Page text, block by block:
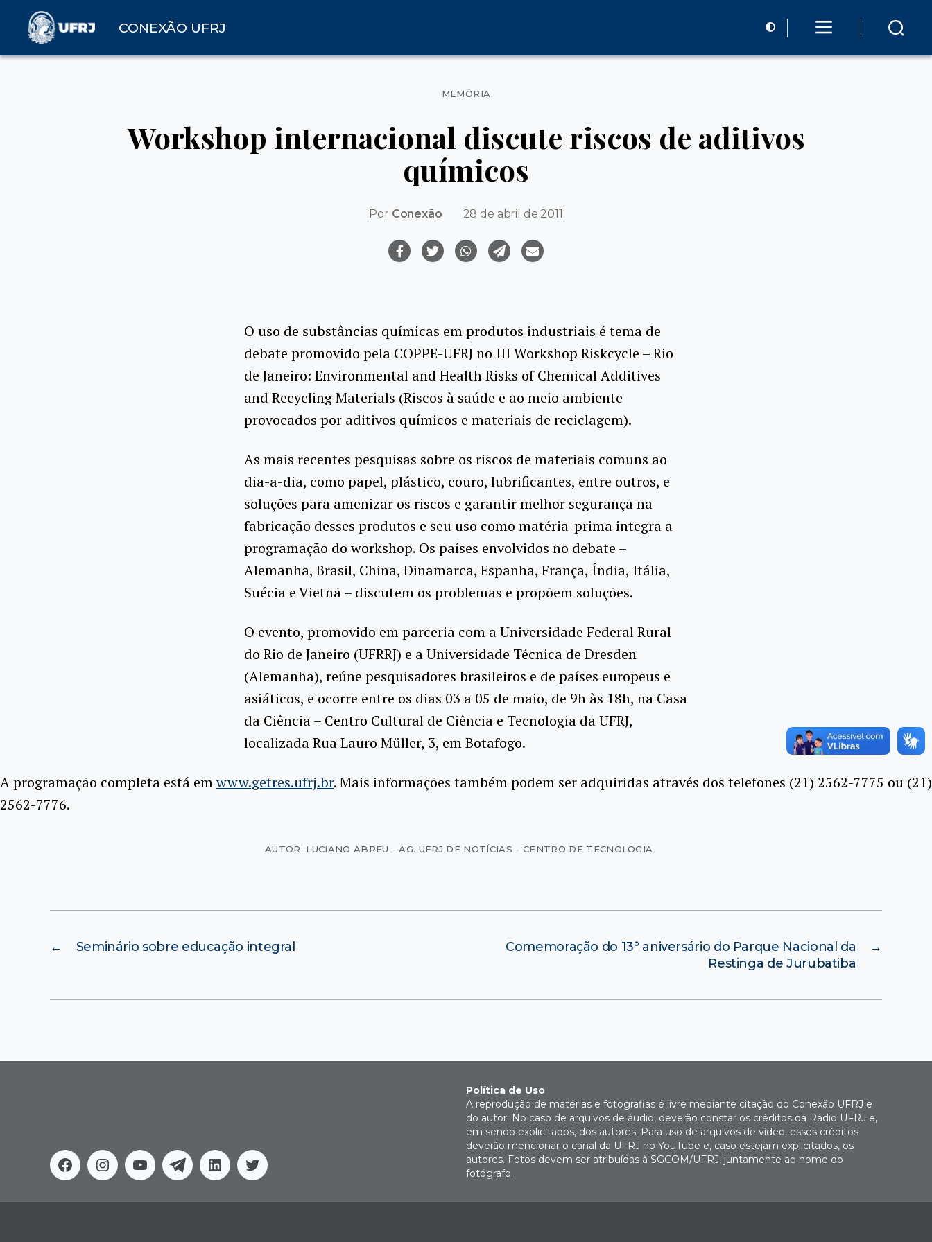
CONEXÃO UFRJ
Categorias
MEMÓRIA
Workshop internacional discute riscos de aditivos
químicos
Por Conexão 28 de abril de 2011
O uso de substâncias químicas em produtos industriais é tema de
debate promovido pela COPPE-UFRJ no III Workshop Riskcycle – Rio
de Janeiro: Environmental and Health Risks of Chemical Additives
and Recycling Materials (Riscos à saúde e ao meio ambiente
provocados por aditivos químicos e materiais de reciclagem).
As mais recentes pesquisas sobre os riscos de materiais comuns ao
dia-a-dia, como papel, plástico, couro, lubrificantes, entre outros, e
soluções para amenizar os riscos e garantir melhor segurança na
fabricação desses produtos e seu uso como matéria-prima integra a
programação do workshop. Os países envolvidos no debate –
Alemanha, Brasil, China, Dinamarca, Espanha, França, Índia, Itália,
Suécia e Vietnã – discutem os problemas e propõem soluções.
O evento, promovido em parceria com a Universidade Federal Rural
do Rio de Janeiro (UFRRJ) e a Universidade Técnica de Dresden
(Alemanha), reúne pesquisadores brasileiros e de países europeus e
asiáticos, e ocorre entre os dias 03 a 05 de maio, de 9h às 18h, na Casa
da Ciência – Centro Cultural de Ciência e Tecnologia da UFRJ,
localizada Rua Lauro Müller, 3, em Botafogo.
A programação completa está emwww.getres.ufrj.br. Mais informações também podem ser adquiridas através dos telefones (21) 2562-7775 ou (21)
2562-7776.
AUTOR: LUCIANO ABREU - AG. UFRJ DE NOTÍCIAS - CENTRO DE TECNOLOGIA
← Seminário sobre educação integral →
Comemoração do 13° aniversário do Parque Nacional da
Restinga de Jurubatiba
FacebookInstagram
YoutubeTelegramLinkedinTwitter
Política de Uso
A reprodução de matérias e fotografias é livre mediante citação do Conexão UFRJ e
do autor. No caso de arquivos de áudio, deverão constar os créditos da Rádio UFRJ e,
em sendo explicitados, dos autores. Para uso de arquivos de vídeo, esses créditos
deverão mencionar o canal da UFRJ no YouTube e, caso estejam explicitados, os
autores. Fotos devem ser atribuídas à SGCOM/UFRJ, juntamente ao nome do
fotógrafo.